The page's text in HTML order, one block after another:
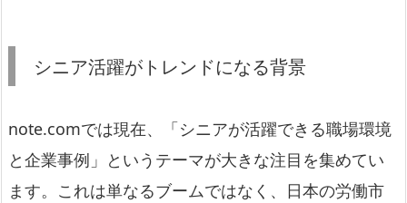
シニア活躍がトレンドになる背景
note.comでは現在、「シニアが活躍できる職場環境
と企業事例」というテーマが大きな注目を集めてい
ます。これは単なるブームではなく、日本の労働市